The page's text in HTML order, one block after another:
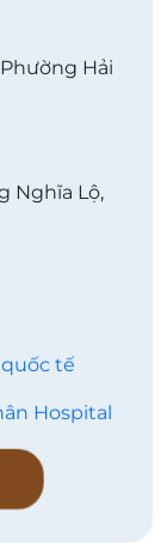
Phường Hải
Nghĩa Lộ,
tế
Hospital